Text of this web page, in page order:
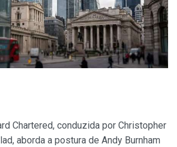
Chartered, conduzida por Christopher
aborda a postura de Andy Burnham